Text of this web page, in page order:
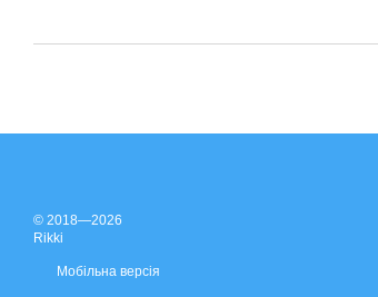
© 2018—2026
Rikki
Мобільна версія